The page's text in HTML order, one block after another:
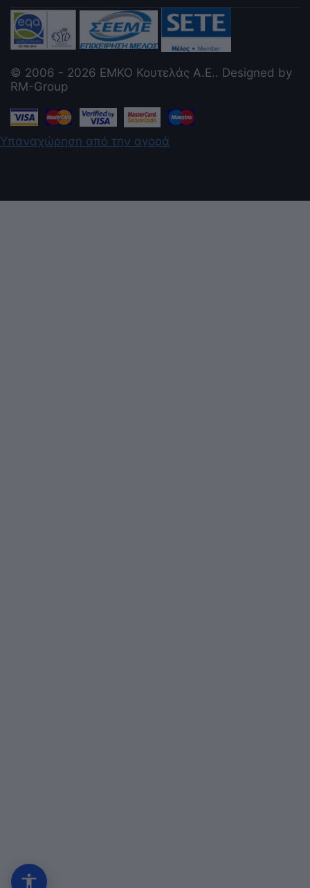
© 2006 - 2026 ΕΜΚΟ Κουτελάς Α.Ε.. Designed by
RM-Group
Υπαναχώρηση από την αγορά